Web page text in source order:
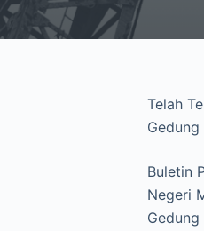
Telah
Buletin
Negeri